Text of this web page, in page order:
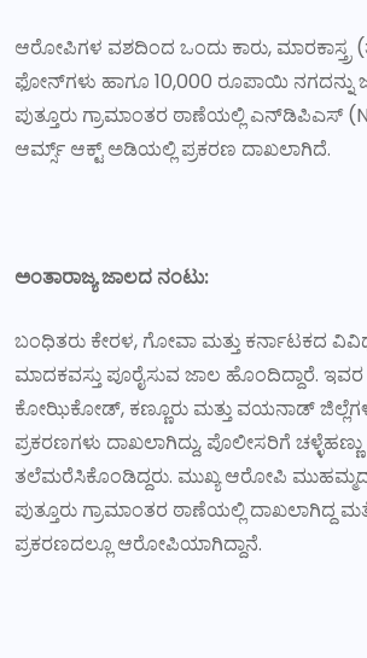
ಆರೋಪಿಗಳ ವಶದಿಂದ ಒಂದು ಕಾರು, ಮಾರಕಾಸ್ತ್ರ
ಫೋನ್‌ಗಳು ಹಾಗೂ 10,000 ರೂಪಾಯಿ ನಗದನ್ನು
ಪುತ್ತೂರು ಗ್ರಾಮಾಂತರ ಠಾಣೆಯಲ್ಲಿ ಎನ್‌ಡಿಪಿಎಸ್
ಆರ್ಮ್ಸ್ ಆಕ್ಟ್ ಅಡಿಯಲ್ಲಿ ಪ್ರಕರಣ ದಾಖಲಾಗಿದೆ.
ಅಂತಾರಾಜ್ಯ ಜಾಲದ ನಂಟು:
ಬಂಧಿತರು ಕೇರಳ, ಗೋವಾ ಮತ್ತು ಕರ್ನಾಟಕದ
ಮಾದಕವಸ್ತು ಪೂರೈಸುವ ಜಾಲ ಹೊಂದಿದ್ದಾರೆ. ಇವರ
ಕೋಝಿಕೋಡ್, ಕಣ್ಣೂರು ಮತ್ತು ವಯನಾಡ್
ಪ್ರಕರಣಗಳು ದಾಖಲಾಗಿದ್ದು, ಪೊಲೀಸರಿಗೆ ಚಳ್ಳೆಹಣ್ಣು
ತಲೆಮರೆಸಿಕೊಂಡಿದ್ದರು. ಮುಖ್ಯ ಆರೋಪಿ
ಪುತ್ತೂರು ಗ್ರಾಮಾಂತರ ಠಾಣೆಯಲ್ಲಿ ದಾಖಲಾಗಿದ್ದ
ಪ್ರಕರಣದಲ್ಲೂ ಆರೋಪಿಯಾಗಿದ್ದಾನೆ.